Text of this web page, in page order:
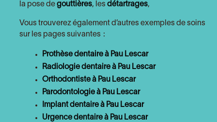
la pose de gouttières, les détartrages,
Vous trouverez également d’autres exemples de soins
sur les pages suivantes :
Prothèse dentaire à Pau Lescar
Radiologie dentaire à Pau Lescar
Orthodontiste à Pau Lescar
Parodontologie à Pau Lescar
Implant dentaire à Pau Lescar
Urgence dentaire à Pau Lescar